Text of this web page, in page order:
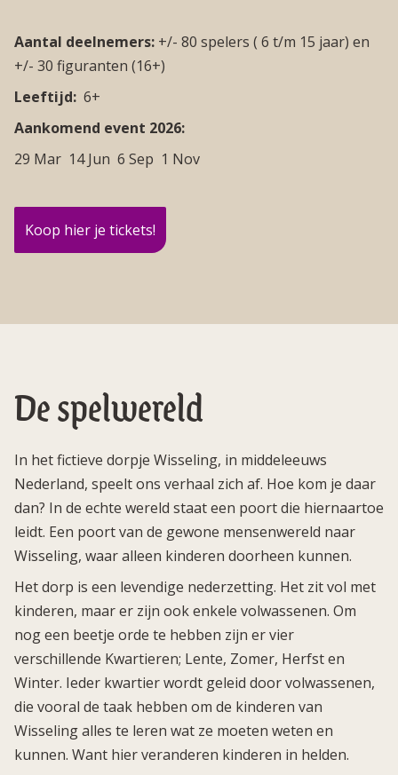
Aantal deelnemers: +/- 80 spelers ( 6 t/m 15 jaar) en
+/- 30 figuranten (16+)
Leeftijd: 6+
Aankomend event 2026:
29 Mar 14 Jun 6 Sep 1 Nov
Koop hier je tickets!
De spelwereld
In het fictieve dorpje Wisseling, in middeleeuws
Nederland, speelt ons verhaal zich af. Hoe kom je daar
dan? In de echte wereld staat een poort die hiernaartoe
leidt. Een poort van de gewone mensenwereld naar
Wisseling, waar alleen kinderen doorheen kunnen.
Het dorp is een levendige nederzetting. Het zit vol met
kinderen, maar er zijn ook enkele volwassenen. Om
nog een beetje orde te hebben zijn er vier
verschillende Kwartieren; Lente, Zomer, Herfst en
Winter. Ieder kwartier wordt geleid door volwassenen,
die vooral de taak hebben om de kinderen van
Wisseling alles te leren wat ze moeten weten en
kunnen. Want hier veranderen kinderen in helden.